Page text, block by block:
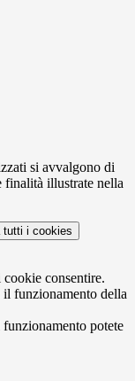
si avvalgono di
finalità illustrate nella
tutti i cookies
cookie consentire.
il funzionamento della
potete